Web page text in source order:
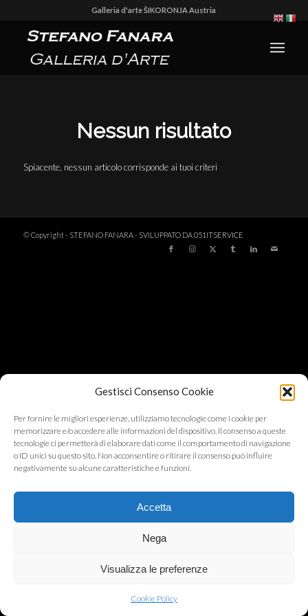
Gestisci Consenso Cookie
Per fornire le migliori esperienze, utilizziamo tecnologie come i cookie per
memorizzare e/o accedere alle informazioni del dispositivo. Il consenso a queste
tecnologie ci permetterà di elaborare dati come il comportamento di navigazione
o ID unici su questo sito. Non acconsentire o ritirare il consenso può influire
negativamente su alcune caratteristiche e funzioni.
Accetta
Nega
Visualizza le preferenze
Cookie Policy
Galleria d'arte ŠIKORONJA Austria
Nessun risultato
Spiacente, nessun articolo corrisponde ai tuoi criteri
© Copyright - STEFANO FANARA - SVILUPPATO DA051ITSERVICE